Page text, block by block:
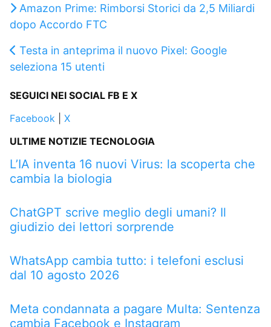
Amazon Prime: Rimborsi Storici da 2,5 Miliardi
dopo Accordo FTC
Testa in anteprima il nuovo Pixel: Google
seleziona 15 utenti
SEGUICI NEI SOCIAL FB E X
Facebook
X
ULTIME NOTIZIE TECNOLOGIA
L’IA inventa 16 nuovi Virus: la scoperta che
cambia la biologia
ChatGPT scrive meglio degli umani? Il
giudizio dei lettori sorprende
WhatsApp cambia tutto: i telefoni esclusi
dal 10 agosto 2026
Meta condannata a pagare Multa: Sentenza
cambia Facebook e Instagram